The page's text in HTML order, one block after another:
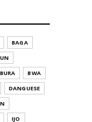
BAGA
BURA
BWA
DANGUESE
IJO